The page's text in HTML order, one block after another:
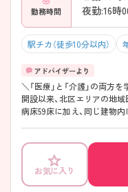
業務に取り組める環境です♪
勤務時間
夜勤:16時
駅チカ（徒歩10分以内）
＼「医療」と「介護」の両方
開設以来、北区エリアの地
病床59床に加え、同じ建物
整形外科やリハビリテーシ
はじめとした継続的なケア
ます。急性期の慌ただしさ
を大切にしているのが特徴
確保されており、地域に根
お気に入り